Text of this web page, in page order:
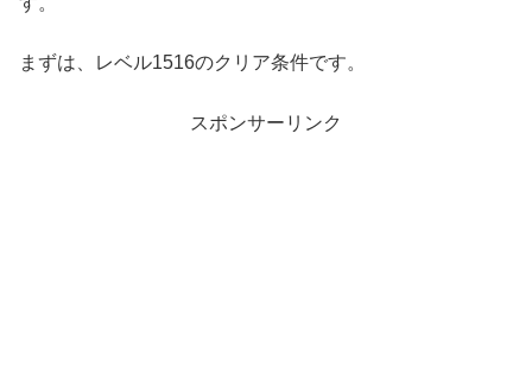
まずは、レベル1516のクリア条件です。
スポンサーリンク